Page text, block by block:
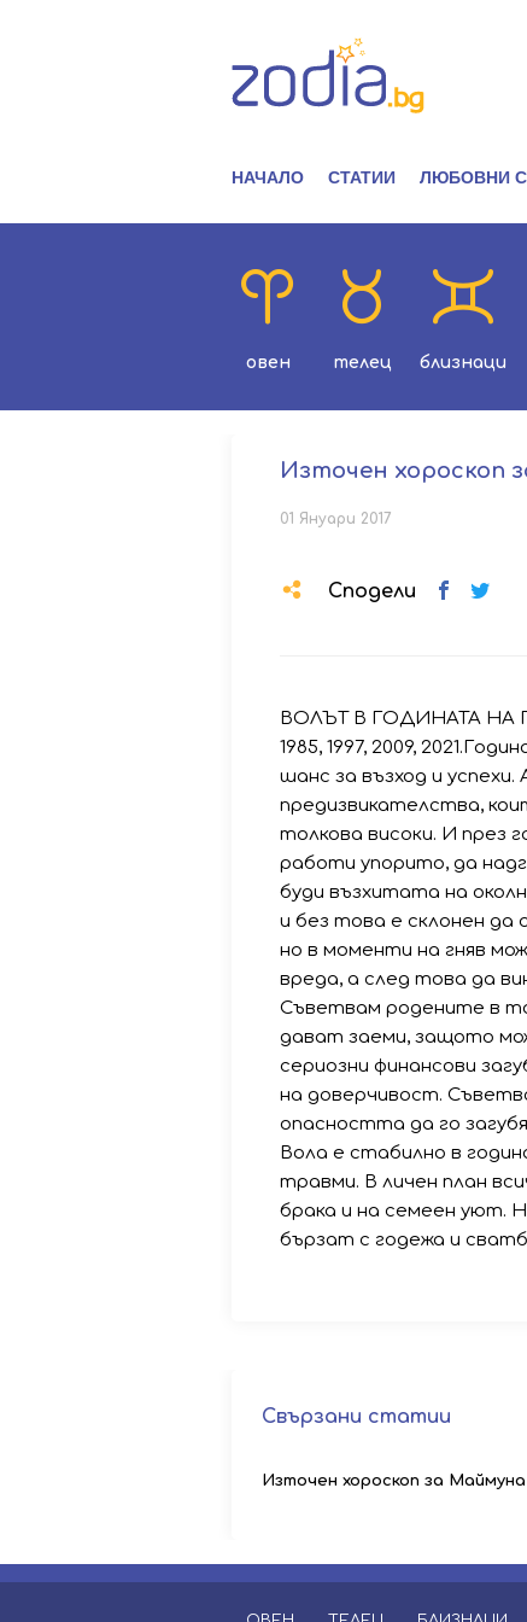
НАЧАЛО СТАТИИ ЛЮБОВНИ
овен телец близнаци
Източен хороскоп
01 Януари 2017
Сподели
ВОЛЪТ В ГОДИНАТА НА
1985, 1997, 2009,
шанс за възход и успехи.
предизвикателства,
толкова високи. И през
работи упорито, да
буди възхитата на
и без това е склонен да
но в моменти на гняв
вреда, а след това да
Съветвам родените в
дават заеми, защото
сериозни финансови
на доверчивост.
опасността да го
Вола е стабилно в
травми. В личен план
брака и на семеен уют.
бързат с годежа и
Свързани статии
Източен хороскоп за Маймуна